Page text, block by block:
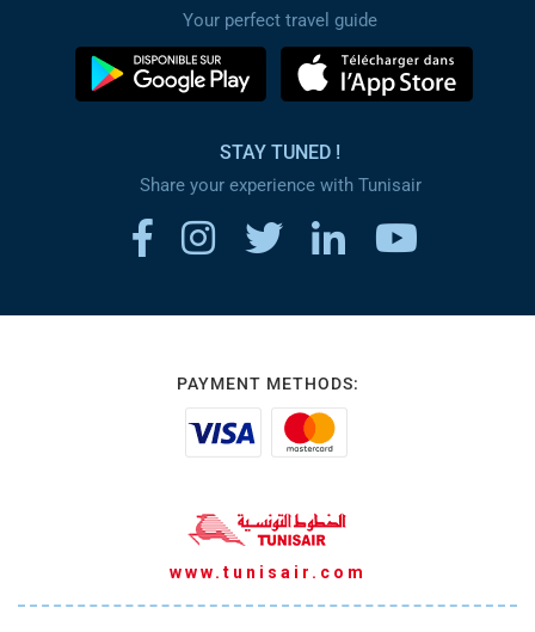
Your perfect travel guide
STAY TUNED !
Share your experience with Tunisair
PAYMENT METHODS:
www.tunisair.com